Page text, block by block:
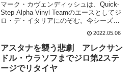
マーク・カヴェンディッシュは、Quick-
Step Alpha Vinyl Teamのエースとしてジ
ロ・デ・イタリアにのぞむ。今シーズン
の勝利は ツアー・オブ・オマーン第2ス
テージ 優勝 UAEツアー第2ステージ
優勝 ミラノ～トリノ 優勝...
2022.05.06
アスタナを襲う悲劇 アレクサン
ドル・ウラソフまでジロ第2ステ
ージでリタイヤ